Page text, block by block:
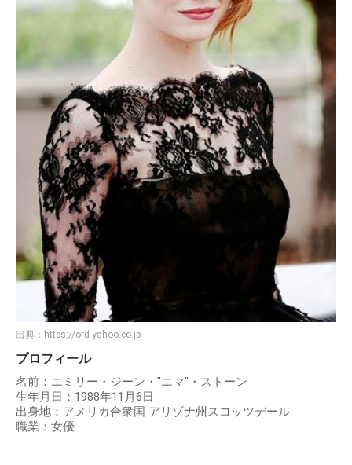
出典： https://ord.yahoo.co.jp
プロフィール
名前：エミリー・ジーン・"エマ"・ストーン
生年月日：1988年11月6日
出身地：アメリカ合衆国 アリゾナ州スコッツデール
職業：女優